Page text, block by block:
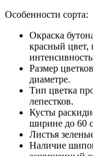
Особенности сорта:
Окраска
красный цвет,
Размер
диаметре.
Тип цветка
лепестков.
Кусты
ширине до 60
Листья
Наличие